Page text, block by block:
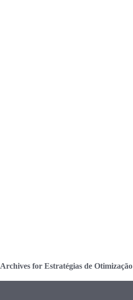
Archives for Estratégias de Otimização